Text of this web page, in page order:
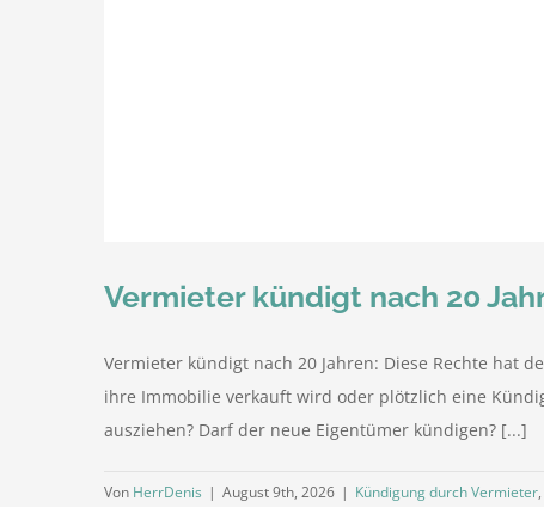
Vermieter kündigt nach 20
Vermieter kündigt nach 20 Jahren: Diese Rechte hat
ihre Immobilie verkauft wird oder plötzlich eine
ausziehen? Darf der neue Eigentümer kündigen? [...]
Von HerrDenis | August 9th, 2026 | Kündigung durch Vermieter,